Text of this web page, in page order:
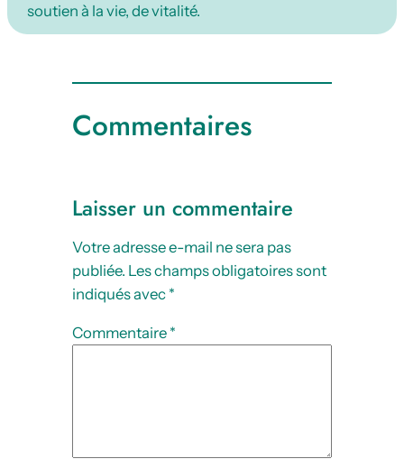
soutien à la vie, de vitalité.
Commentaires
Laisser un commentaire
Votre adresse e-mail ne sera pas
publiée. Les champs obligatoires sont
indiqués avec *
Commentaire *